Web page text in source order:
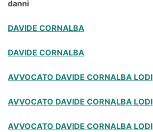
danni
DAVIDE CORNALBA
DAVIDE CORNALBA
AVVOCATO DAVIDE CORNALBA LODI
AVVOCATO DAVIDE CORNALBA LODI
AVVOCATO DAVIDE CORNALBA LODI